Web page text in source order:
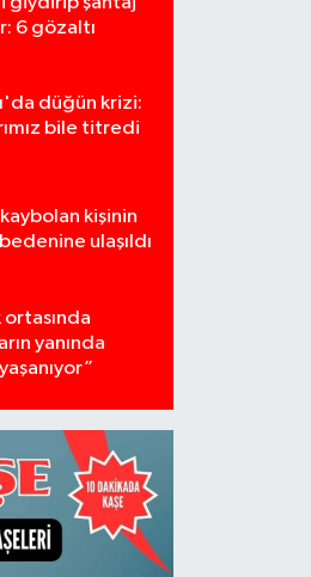
6 gözaltı
düğün krizi:
bile titredi
kişinin
ulaşıldı
ortasında
yanında